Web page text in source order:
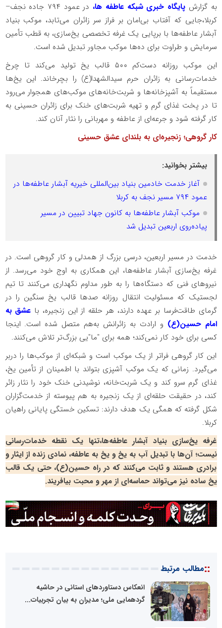
به گزارش پایگاه خبری شبکه عاطفه ها،
در عمود ۷۹۴ جاده نجف–
کربلا،جایی که آفتاب بی‌امان بر فراز سر زائران می‌تابد، موکب بنیاد
آبشار عاطفه‌ها با برپایی یک غرفه تخصصی یخ‌سازی، به قطب تأمین
سرمایش و طراوت برای ده‌ها موکب مجاور تبدیل شده است.
این موکب روزانه دست‌کم ۵۰۰ قالب یخ تولید می‌کند تا چرخ
خدمات‌رسانی به زائران حرم سیدالشهدا(ع) را بچرخاند. این یخ‌ها
مستقیماً به آشپزخانه‌ها و شربت‌خانه‌های موکب‌های همجوار می‌رود
تا در پخت غذای گرم و تهیه شربت‌های خنک برای زائران حسینی به
کار گرفته شود و جرعه‌ای از عاطفه و مهربانی را نثار آنان کند.
کار گروهی؛ زنجیره‌ای به بلندای عشق حسینی
بیشتر بخوانید:
آغاز خدمت خادمین بنیاد بین‌المللی خیریه آبشار عاطفه‌ها در
عمود ۷۹۴ مسیر نجف به کربلا
موکب آبشار عاطفه‌ها به کانون جهاد تبیین در مسیر
پیاده‌روی اربعین تبدیل شد
خدمت در مسیر اربعین، درسی بزرگ از همدلی و کار گروهی است. در
غرفه یخ‌سازی آبشار عاطفه‌ها، این همکاری به اوج خود می‌رسد. از
نیروهای فنی که دستگاه‌ها را به طور مداوم نگهداری می‌کنند تا تیم
لجستیک که مسئولیت انتقال روزانه صدها قالب یخ سنگین را در
گرمای طاقت‌فرسا بر عهده دارند، هر حلقه از این زنجیره، با عشق به
امام حسین(ع) و ارادت به زائرانش به‌هم متصل شده است. اینجا
کسی برای خود کار نمی‌کند؛ همه برای "ما"یی بزرگ‌تر تلاش می‌کنند.
این کار گروهی فراتر از یک موکب است و شبکه‌ای از موکب‌ها را دربر
می‌گیرد. زمانی که یک موکب آشپزی بتواند با اطمینان از تأمین یخ،
غذای گرم سرو کند و یک شربت‌خانه، نوشیدنی خنک خود را نثار زائر
کند، در حقیقت حلقه‌ای از یک زنجیره به هم پیوسته از خدمت‌گزاران
شکل گرفته که همگی یک هدف دارند: تسکین خستگی پایانی راهیان
کربلا.
غرفه یخ‌سازی بنیاد آبشار عاطفه‌ها،تنها یک نقطه خدمات‌رسانی
نیست؛ آن‌ها با تبدیل آب به یخ و یخ به عاطفه، نمادی زنده از ایثار و
برادری هستند و ثابت می‌کنند که در راه حسین(ع)، حتی یک قالب
یخ ساده نیز می‌تواند حماسه‌ای از مهر و محبت بیافریند.
::مطالب مرتبط
انعکاس دستاوردهای استانی در حاشیه
گردهمایی ملی؛ مدیران به بیان تجربیات...